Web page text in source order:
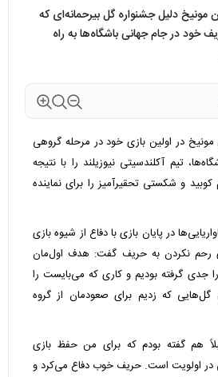
مونیخ دلیل جشنواره گل بیرحمانه‌ای که
خود در جام جهانی باشگاه‌ها به راه
مونیخ در اولین بازی خود در مرحله گروهی
تیم آکلندسیتی نیوزیلند را با نتیجه
در هم کوبید و شکستی تحقیر‌آمیز را برای نماینده
در پایان بازی با دفاع از شیوه بازی
رحم نکردن به حریف گفت: هدف اول‌مان
جدی گرفته بودیم و کاری که می‌بایست را
گل‌هایی که زدیم برای صعودمان از گروه
هم گفته بودم که برای من حفظ بازی
اولویت است. حریف خوب دفاع می‌کرد و